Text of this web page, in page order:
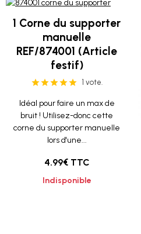
1 Corne du supporter
manuelle
REF/874001 (Article
festif)
1 vote.
Idéal pour faire un max de
bruit ! Utilisez-donc cette
corne du supporter manuelle
lors d'une...
4.99€ TTC
Indisponible